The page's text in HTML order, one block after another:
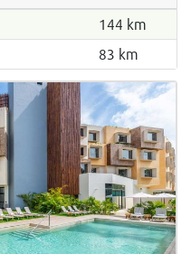
144 km
83 km